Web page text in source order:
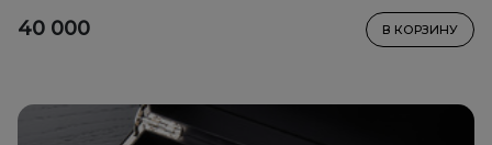
40 000 В КОРЗИНУ